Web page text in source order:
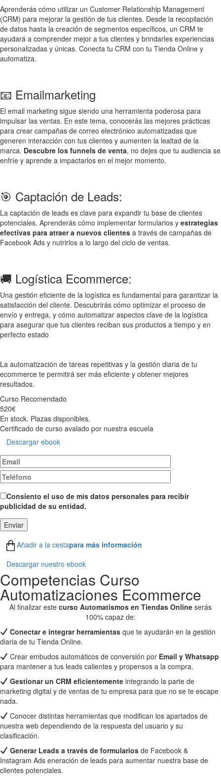
Aprenderás cómo utilizar un Customer Relationship Management
(CRM) para mejorar la gestión de tus clientes. Desde la recopilación
de datos hasta la creación de segmentos específicos, un CRM te
ayudará a comprender mejor a tus clientes y brindarles experiencias
personalizadas y únicas. Conecta tu CRM con tu Tienda Online y
automatiza.
📧 Emailmarketing
El email marketing sigue siendo una herramienta poderosa para
impulsar las ventas. En este tema, conocerás las mejores prácticas
para crear campañas de correo electrónico automatizadas que
generen interacción con tus clientes y aumenten la lealtad de la
marca. Descubre los funnels de venta, no dejes que tu audiencia se
enfríe y aprende a impactarlos en el mejor momento.
🎯 Captación de Leads:
La captación de leads es clave para expandir tu base de clientes
potenciales. Aprenderás cómo implementar formularios y estrategias
efectivas para atraer a nuevos clientes a través de campañas de
Facebook Ads y nutrirlos a lo largo del ciclo de ventas.
🚚 Logística Ecommerce:
Una gestión eficiente de la logística es fundamental para garantizar la
satisfacción del cliente. Descubrirás cómo optimizar el proceso de
envío y entrega, y cómo automatizar aspectos clave de la logística
para asegurar que tus clientes reciban sus productos a tiempo y en
perfecto estado
La automatización de tareas repetitivas y la gestión diaria de tu
ecommerce te permitirá ser más eficiente y obtener mejores
resultados.
Curso Recomendado
520€
En stock. Plazas disponibles.
Certificado de curso avalado por nuestra escuela
Descargar ebook
Consiento el uso de mis datos personales para recibir
publicidad de su entidad.
Añadir a la cestapara más información
Descargar nuestro ebook
Competencias Curso
Automatizaciones Ecommerce
Al finalizar este curso Automatismos en Tiendas Online serás
100% capaz de:
Conectar e integrar herramientasque te ayudarán en la gestión
diaria de tu Tienda Online.
Crear embudos automáticos de conversión por Email y Whatsapp
para mantener a tus leads calientes y propensos a la compra.
Gestionar un CRM eficientementeintegrando la parte de
marketing digital y de ventas de tu empresa para que no se te escape
nada.
Conocer distintas herramientas que modifican los apartados de
nuestra web dependiendo de la respuesta del usuario y su
clasificación.
Generar Leads a través de formulariosde Facebook &
Instagram Ads eneración de leads para aumentar nuestra base de
clientes potenciales.